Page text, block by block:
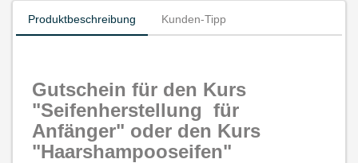
Produktbeschreibung Kunden-Tipp
Gutschein für den Kurs
"Seifenherstellung für
Anfänger" oder den Kurs
"Haarshampooseifen"